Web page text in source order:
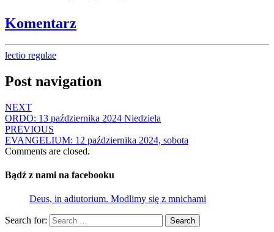
Komentarz
lectio regulae
Post navigation
NEXT
ORDO: 13 października 2024 Niedziela
PREVIOUS
EVANGELIUM: 12 października 2024, sobota
Comments are closed.
Bądź z nami na facebooku
Deus, in adiutorium. Modlimy się z mnichami
Search for: Search